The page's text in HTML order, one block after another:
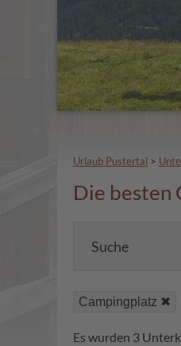
Urlaub Pustertal >
Die besten
Suche
Campingplatz
Es wurden 3